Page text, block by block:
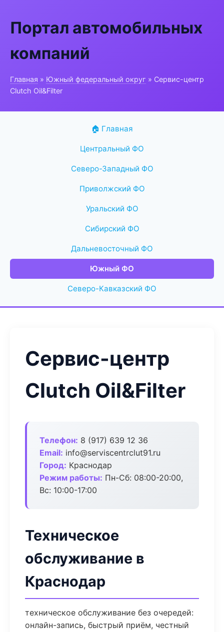
Портал автомобильных
компаний
Главная » Южный федеральный округ » Сервис-центр
Clutch Oil&Filter
🏠 Главная
Центральный ФО
Северо-Западный ФО
Приволжский ФО
Уральский ФО
Сибирский ФО
Дальневосточный ФО
Южный ФО
Северо-Кавказский ФО
Сервис-центр
Clutch Oil&Filter
Телефон: 8 (917) 639 12 36
Email: info@serviscentrclut91.ru
Город: Краснодар
Режим работы: Пн-Сб: 08:00-20:00,
Вс: 10:00-17:00
Техническое
обслуживание в
Краснодар
техническое обслуживание без очередей:
онлайн-запись, быстрый приём, честный